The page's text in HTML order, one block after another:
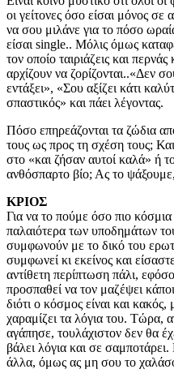
οι γείτονες όσο είσαι μόνος
να σου μιλάνε για το πόσο
είσαι single.. Μόλις όμως
τον οποίο ταιριάζεις και
αρχίζουν να ζορίζονται..«Δεν
εντάξει», «Σου αξίζει κάτι
σπαστικός» και πάει λέγοντας.
Πόσο επηρεάζονται τα ζώδια
τους ως προς τη σχέση τους;
στο «και ζήσαν αυτοί καλά» ή
ανθόσπαρτο βίο; Ας το
ΚΡΙΟΣ
Για να το πούμε όσο πιο κόσμια
παλαιότερα των υποδημάτων
συμφωνούν με το δικό του
συμφωνεί κι εκείνος και
αντίθετη περίπτωση πάλι,
προσπαθεί να τον μαζέψει
διότι ο κόσμος είναι και
χαραμίζει τα λόγια του. Τώρα,
αγάπησε, τουλάχιστον δεν θα
βάλει λόγια και σε
άλλα, όμως ας μη σου το